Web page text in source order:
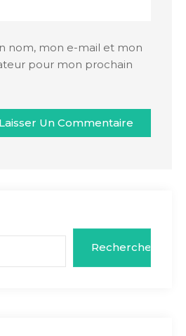
nom, mon e-mail et mon
pour mon prochain
Rechercher